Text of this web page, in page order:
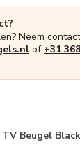
Neem
of +31
TV Beugel Black